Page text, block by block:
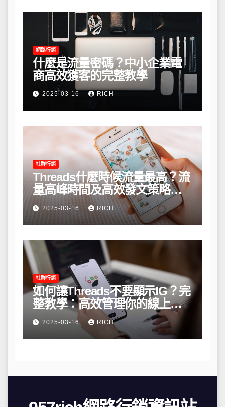
網路行銷
什麼是流量密碼？中小企業電
商高效獲客的完整教學
2025-03-16 RICH
社群行銷
Threads什麼時候流量最高？流
量高峰時間及高效發文策略攻
略2025-03-16 RICH
社群行銷
如何讓Threads不要顯示IG？完
整教學：高效管理你的線上隱
私與數據安全
2025-03-16 RICH